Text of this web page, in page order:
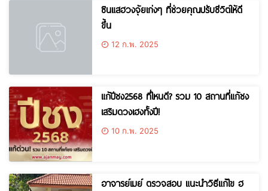
ซินแสฮวงจุ้ยเก่งๆ ที่ช่วยคุณปรับชีวิตให้ดี
ขึ้น
12 ก.พ. 2025
แก้ปีชง2568 ที่ไหนดี? รวม 10 สถานที่แก้ชง
เสริมดวงเฮงทั้งปี!
10 ก.พ. 2025
อาจารย์เมย์ ตรวจสอบ แนะนำวิธีแก้ไข ฮ